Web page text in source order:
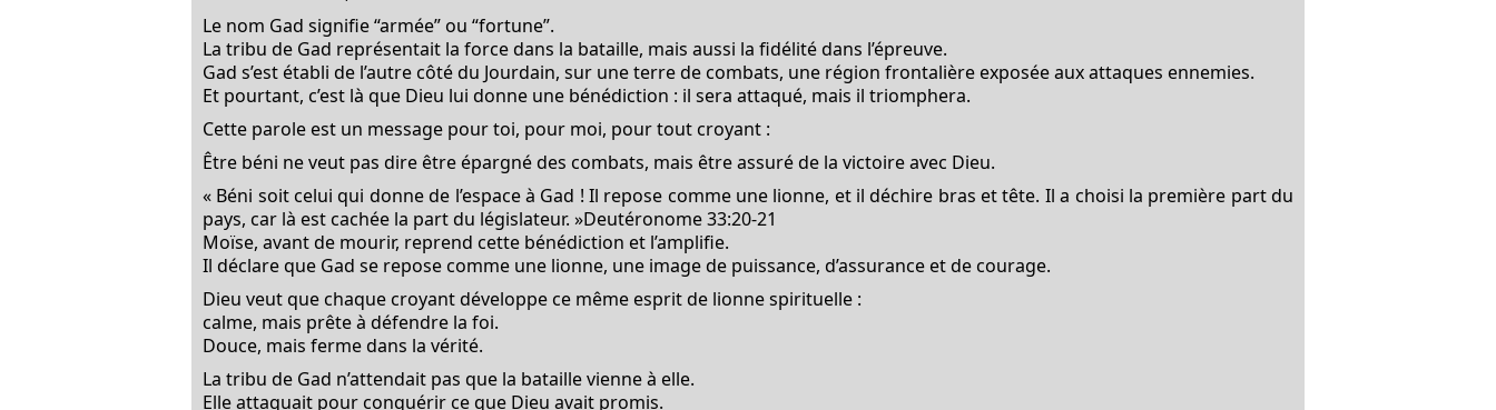
Le nom Gad signifie “armée” ou “fortune”.
La tribu de Gad représentait la force dans la bataille, mais aussi la fidélité dans l’épreuve.
Gad s’est établi de l’autre côté du Jourdain, sur une terre de combats, une région frontalière exposée aux attaques ennemies.
Et pourtant, c’est là que Dieu lui donne une bénédiction : il sera attaqué, mais il triomphera.
Cette parole est un message pour toi, pour moi, pour tout croyant :
Être béni ne veut pas dire être épargné des combats, mais être assuré de la victoire avec Dieu.
« Béni soit celui qui donne de l’espace à Gad ! Il repose comme une lionne, et il déchire bras et tête. Il a choisi la première part du
pays, car là est cachée la part du législateur. »Deutéronome 33:20-21
Moïse, avant de mourir, reprend cette bénédiction et l’amplifie.
Il déclare que Gad se repose comme une lionne, une image de puissance, d’assurance et de courage.
Dieu veut que chaque croyant développe ce même esprit de lionne spirituelle :
calme, mais prête à défendre la foi.
Douce, mais ferme dans la vérité.
La tribu de Gad n’attendait pas que la bataille vienne à elle.
Elle attaquait pour conquérir ce que Dieu avait promis.